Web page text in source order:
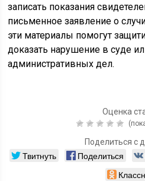
записать показания
письменное заявление о
эти материалы помогут
доказать нарушение в суде
административных дел.
Оценка
Поделиться с
Твитнуть Поделиться